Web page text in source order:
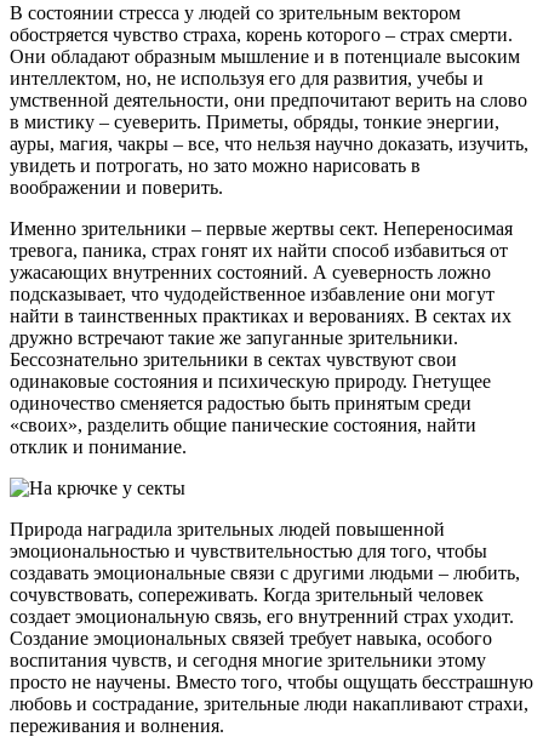
В состоянии стресса у людей со зрительным вектором
обостряется чувство страха, корень которого – страх смерти.
Они обладают образным мышление и в потенциале высоким
интеллектом, но, не используя его для развития, учебы и
умственной деятельности, они предпочитают верить на слово
в мистику – суеверить. Приметы, обряды, тонкие энергии,
ауры, магия, чакры – все, что нельзя научно доказать, изучить,
увидеть и потрогать, но зато можно нарисовать в
воображении и поверить.
Именно зрительники – первые жертвы сект. Непереносимая
тревога, паника, страх гонят их найти способ избавиться от
ужасающих внутренних состояний. А суеверность ложно
подсказывает, что чудодейственное избавление они могут
найти в таинственных практиках и верованиях. В сектах их
дружно встречают такие же запуганные зрительники.
Бессознательно зрительники в сектах чувствуют свои
одинаковые состояния и психическую природу. Гнетущее
одиночество сменяется радостью быть принятым среди
«своих», разделить общие панические состояния, найти
отклик и понимание.
Природа наградила зрительных людей повышенной
эмоциональностью и чувствительностью для того, чтобы
создавать эмоциональные связи с другими людьми – любить,
сочувствовать, сопереживать. Когда зрительный человек
создает эмоциональную связь, его внутренний страх уходит.
Создание эмоциональных связей требует навыка, особого
воспитания чувств, и сегодня многие зрительники этому
просто не научены. Вместо того, чтобы ощущать бесстрашную
любовь и сострадание, зрительные люди накапливают страхи,
переживания и волнения.